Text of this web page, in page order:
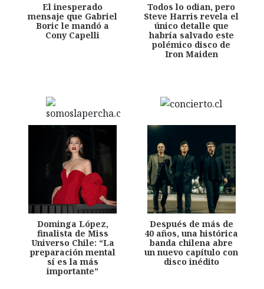
El inesperado
mensaje que Gabriel
Boric le mandó a
Cony Capelli
Todos lo odian, pero
Steve Harris revela el
único detalle que
habría salvado este
polémico disco de
Iron Maiden
Dominga López,
finalista de Miss
Universo Chile: “La
preparación mental
sí es la más
importante”
Después de más de
40 años, una histórica
banda chilena abre
un nuevo capítulo con
disco inédito